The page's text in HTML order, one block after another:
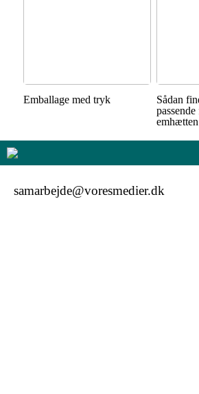
Emballage med tryk
Sådan
emhætten
samarbejde@voresmedier.dk